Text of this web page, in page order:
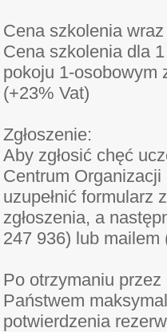
Cena szkolenia
Cena szkolenia dla
pokoju 1-osobowym
(+23% Vat)
Zgłoszenie:
Aby zgłosić chęć
Centrum
uzupełnić formularz
zgłoszenia, a
247 936) lub
Po otrzymaniu
Państwem
potwierdzenia